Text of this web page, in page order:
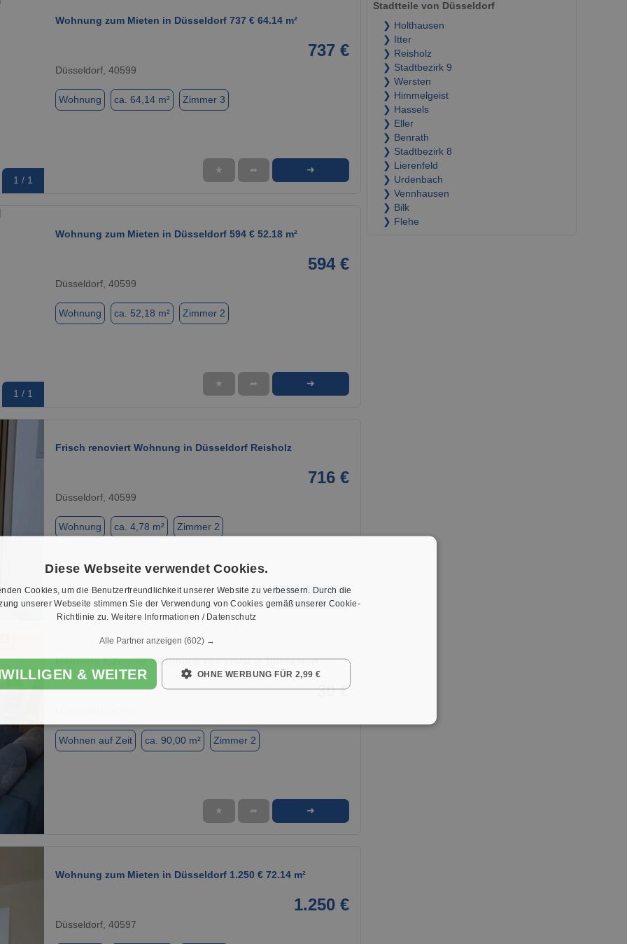
1 / 1
Wohnung zum Mieten in Düsseldorf 737 € 64.14 m²
737 €
Düsseldorf, 40599
Wohnung ca. 64,14 m² Zimmer 3
★ ➦ ➜
1 / 1
Wohnung zum Mieten in Düsseldorf 594 € 52.18 m²
594 €
Düsseldorf, 40599
Wohnung ca. 52,18 m² Zimmer 2
★ ➦ ➜
1 / 10
Frisch renoviert Wohnung in Düsseldorf Reisholz
716 €
Düsseldorf, 40599
Wohnung ca. 4,78 m² Zimmer 2
Möblierte 2-Zimmer- Wohnung von privat in Düsseldorf
30 €
Wohnen auf Zeit ca. 90,00 m² Zimmer 2
★ ➦ ➜
Wohnung zum Mieten in Düsseldorf 1.250 € 72.14 m²
1.250 €
Düsseldorf, 40597
Stadtteile von Düsseldorf
❯ Holthausen
❯ Itter
❯ Reisholz
❯ Stadtbezirk 9
❯ Wersten
❯ Himmelgeist
❯ Hassels
❯ Eller
❯ Benrath
❯ Stadtbezirk 8
❯ Lierenfeld
❯ Urdenbach
❯ Vennhausen
❯ Bilk
❯ Flehe
Diese Webseite verwendet Cookies.
Cookies, um die Benutzerfreundlichkeit unserer Website zu verbessern. Durch die
unserer Webseite stimmen Sie der Verwendung von Cookies gemäß unserer Cookie-
Richtlinie zu. Weitere Informationen / Datenschutz
Alle Partner anzeigen (602) →
& WEITER OHNE WERBUNG FÜR 2,99 €